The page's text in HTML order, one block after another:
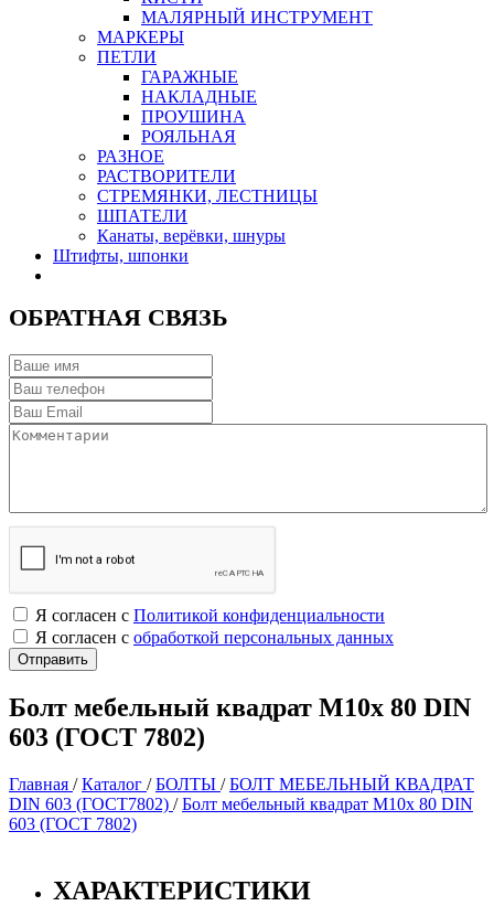
МАЛЯРНЫЙ ИНСТРУМЕНТ
МАРКЕРЫ
ПЕТЛИ
ГАРАЖНЫЕ
НАКЛАДНЫЕ
ПРОУШИНА
РОЯЛЬНАЯ
РАЗНОЕ
РАСТВОРИТЕЛИ
СТРЕМЯНКИ, ЛЕСТНИЦЫ
ШПАТЕЛИ
Канаты, верёвки, шнуры
Штифты, шпонки
ОБРАТНАЯ СВЯЗЬ
Я согласен с Политикой конфиденциальности
Я согласен с обработкой персональных данных
Болт мебельный квадрат М10х 80 DIN
603 (ГОСТ 7802)
Главная /Каталог /БОЛТЫ /БОЛТ МЕБЕЛЬНЫЙ КВАДРАТ
DIN 603 (ГОСТ7802) /Болт мебельный квадрат М10х 80 DIN
603 (ГОСТ 7802)
ХАРАКТЕРИСТИКИ